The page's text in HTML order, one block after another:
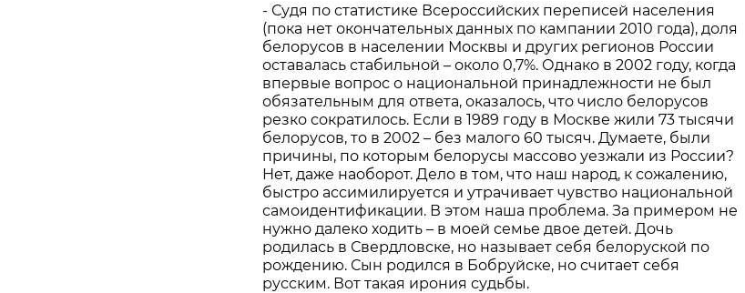
- Судя по статистике Всероссийских переписей населения
(пока нет окончательных данных по кампании 2010 года), доля
белорусов в населении Москвы и других регионов России
оставалась стабильной – около 0,7%. Однако в 2002 году, когда
впервые вопрос о национальной принадлежности не был
обязательным для ответа, оказалось, что число белорусов
резко сократилось. Если в 1989 году в Москве жили 73 тысячи
белорусов, то в 2002 – без малого 60 тысяч. Думаете, были
причины, по которым белорусы массово уезжали из России?
Нет, даже наоборот. Дело в том, что наш народ, к сожалению,
быстро ассимилируется и утрачивает чувство национальной
самоидентификации. В этом наша проблема. За примером не
нужно далеко ходить – в моей семье двое детей. Дочь
родилась в Свердловске, но называет себя белоруской по
рождению. Сын родился в Бобруйске, но считает себя
русским. Вот такая ирония судьбы.